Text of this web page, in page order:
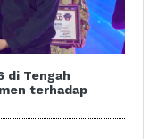
di Tengah
terhadap